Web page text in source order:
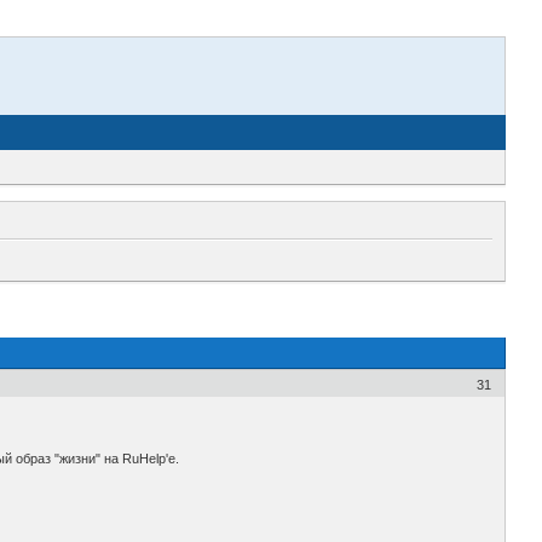
31
образ "жизни" на RuHelp'e.